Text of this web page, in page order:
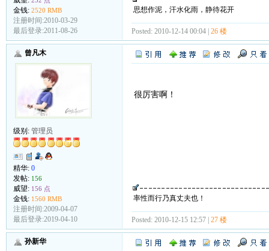
金钱: 2520 RMB
注册时间:2010-03-29
最后登录:2011-08-26
思想作泥，汗水化雨，静待花开
Posted: 2010-12-14 00:04 | 26 楼
曾凡木
级别: 管理员
精华: 0
发帖: 156
威望: 156 点
金钱: 1560 RMB
注册时间:2009-04-07
最后登录:2019-04-10
很厉害啊！
率性而行乃真丈夫也！
Posted: 2010-12-15 12:57 | 27 楼
孙新华